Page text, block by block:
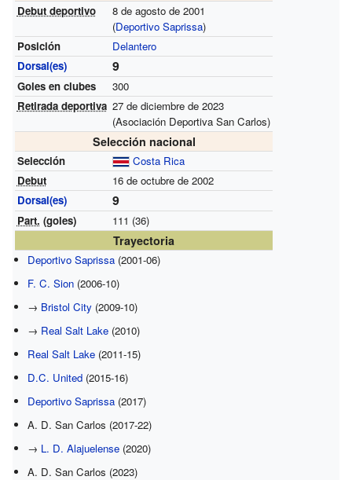
Debut deportivo
8 de agosto de 2001
(Deportivo Saprissa)
Posición
Delantero
Dorsal(es)
9
Goles en clubes
300
Retirada deportiva 27 de diciembre de 2023
(Asociación Deportiva San Carlos)
Selección nacional
Selección
Costa Rica
Debut
16 de octubre de 2002
Dorsal(es)
9
Part. (goles) 111 (36)
Trayectoria
Deportivo Saprissa (2001-06)
F. C. Sion (2006-10)
→ Bristol City (2009-10)
→ Real Salt Lake (2010)
Real Salt Lake (2011-15)
D.C. United (2015-16)
Deportivo Saprissa (2017)
A. D. San Carlos (2017-22)
→ L. D. Alajuelense (2020)
A. D. San Carlos (2023)